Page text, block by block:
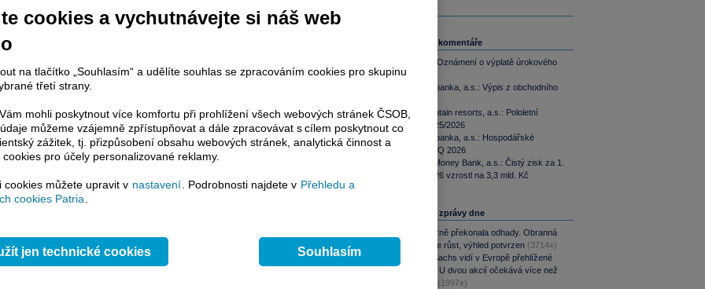
informace
ENERGY a.s. zveřejňuje doplněnou Výroční zprávu za rok 2014, která je
uveřejňované informace
Související komentáře
ČEZ, a.s.: Oznámení o výplatě úrokového
výnosu
Komerční banka, a.s.: Výpis z obchodního
Tatry mountain resorts, a.s.: Pololetní
zpráva 2025/2026
Komerční banka, a.s.: Hospodářské
výsledky 2Q 2026
MONETA Money Bank, a.s.: Čistý zisk za 1.
pololetí 2026 vzrostl na 3,3 mld. Kč
Nejčtenější zprávy dne
CSG výrazně překonala odhady. Obranná
divize táhne růst, výhled potvrzen (3714x)
Goldman Sachs vidí v Evropě přehlížené
příležitosti. U dvou akcií očekává více než
(1997x)
cookies a vychutnávejte si náš web
na tlačítko „Souhlasím“ a udělíte souhlas se zpracováním cookies pro skupinu
třetí strany.
mohli poskytnout více komfortu při prohlížení všech webových stránek ČSOB,
můžeme vzájemně zpřístupňovat a dále zpracovávat s cílem poskytnout co
zážitek, tj. přizpůsobení obsahu webových stránek, analytická činnost a
pro účely personalizované reklamy.
cookies můžete upravit v nastavení . Podrobnosti najdete v Přehledu a
cookies Patria
jen technické cookies Souhlasím